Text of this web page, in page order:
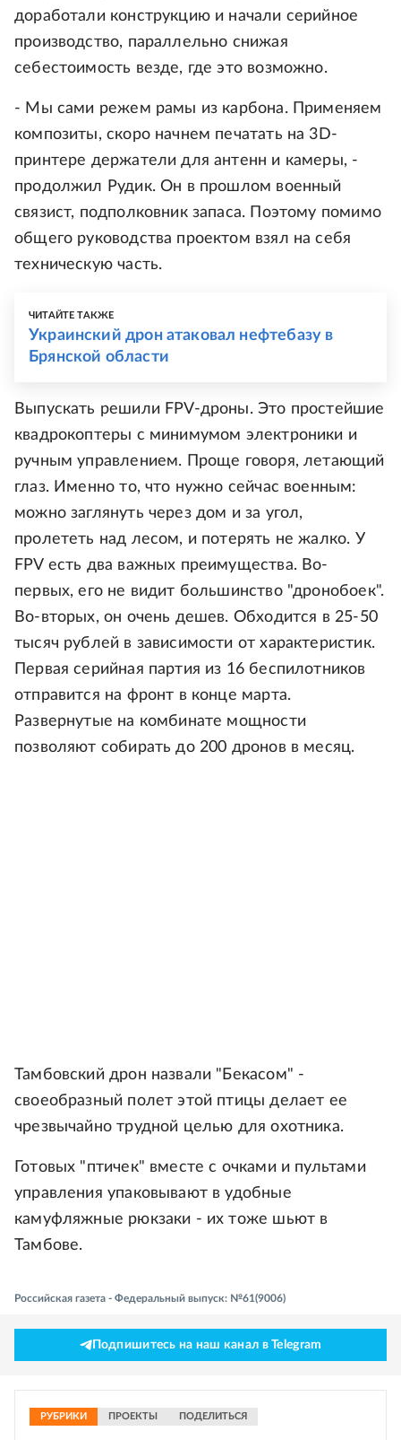
доработали конструкцию и начали серийное
производство, параллельно снижая
себестоимость везде, где это возможно.
- Мы сами режем рамы из карбона. Применяем
композиты, скоро начнем печатать на 3D-
принтере держатели для антенн и камеры, -
продолжил Рудик. Он в прошлом военный
связист, подполковник запаса. Поэтому помимо
общего руководства проектом взял на себя
техническую часть.
ЧИТАЙТЕ ТАКЖЕ
Украинский дрон атаковал нефтебазу в
Брянской области
Выпускать решили FPV-дроны. Это простейшие
квадрокоптеры с минимумом электроники и
ручным управлением. Проще говоря, летающий
глаз. Именно то, что нужно сейчас военным:
можно заглянуть через дом и за угол,
пролететь над лесом, и потерять не жалко. У
FPV есть два важных преимущества. Во-
первых, его не видит большинство "дронобоек".
Во-вторых, он очень дешев. Обходится в 25-50
тысяч рублей в зависимости от характеристик.
Первая серийная партия из 16 беспилотников
отправится на фронт в конце марта.
Развернутые на комбинате мощности
позволяют собирать до 200 дронов в месяц.
Тамбовский дрон назвали "Бекасом" -
своеобразный полет этой птицы делает ее
чрезвычайно трудной целью для охотника.
Готовых "птичек" вместе с очками и пультами
управления упаковывают в удобные
камуфляжные рюкзаки - их тоже шьют в
Тамбове.
Российская газета - Федеральный выпуск: №61(9006)
Подпишитесь на наш канал в Telegram
РУБРИКИ ПРОЕКТЫ ПОДЕЛИТЬСЯ